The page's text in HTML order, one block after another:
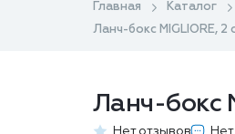
Главная Каталог
Ланч-бокс MIGLIORE,
Ланч-бокс
Нет отзывов